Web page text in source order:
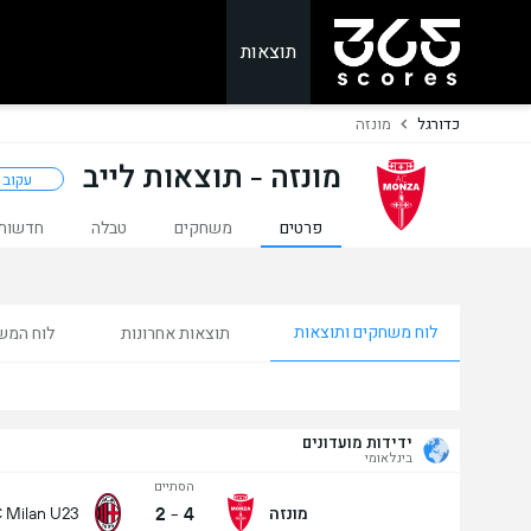
תוצאות
כדורגל מונזה
מונזה - תוצאות לייב עקוב
פרטים משחקים טבלה
לוח משחקים ותוצאות תוצאות אחרונות לוח
ידידות מועדונים
בינלאומי
מונזה
הסתיים
4
-
2
Milan U23